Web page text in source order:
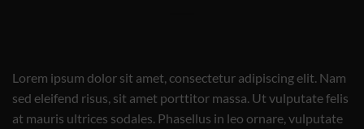
Lorem ipsum dolor sit amet, consectetur adipiscing elit. Nam
sed eleifend risus, sit amet porttitor massa. Ut vulputate felis
at mauris ultrices sodales. Phasellus in leo ornare, vulputate